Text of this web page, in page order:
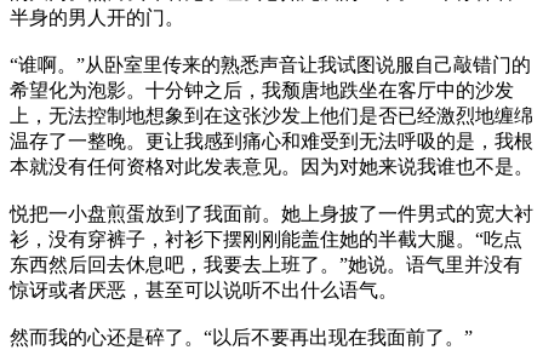
半身的男人开的门。
“谁啊。”从卧室里传来的熟悉声音让我试图说服自己敲错门的
希望化为泡影。十分钟之后，我颓唐地跌坐在客厅中的沙发
上，无法控制地想象到在这张沙发上他们是否已经激烈地缠绵
温存了一整晚。更让我感到痛心和难受到无法呼吸的是，我根
本就没有任何资格对此发表意见。因为对她来说我谁也不是。
悦把一小盘煎蛋放到了我面前。她上身披了一件男式的宽大衬
衫，没有穿裤子，衬衫下摆刚刚能盖住她的半截大腿。“吃点
东西然后回去休息吧，我要去上班了。”她说。语气里并没有
惊讶或者厌恶，甚至可以说听不出什么语气。
然而我的心还是碎了。“以后不要再出现在我面前了。”